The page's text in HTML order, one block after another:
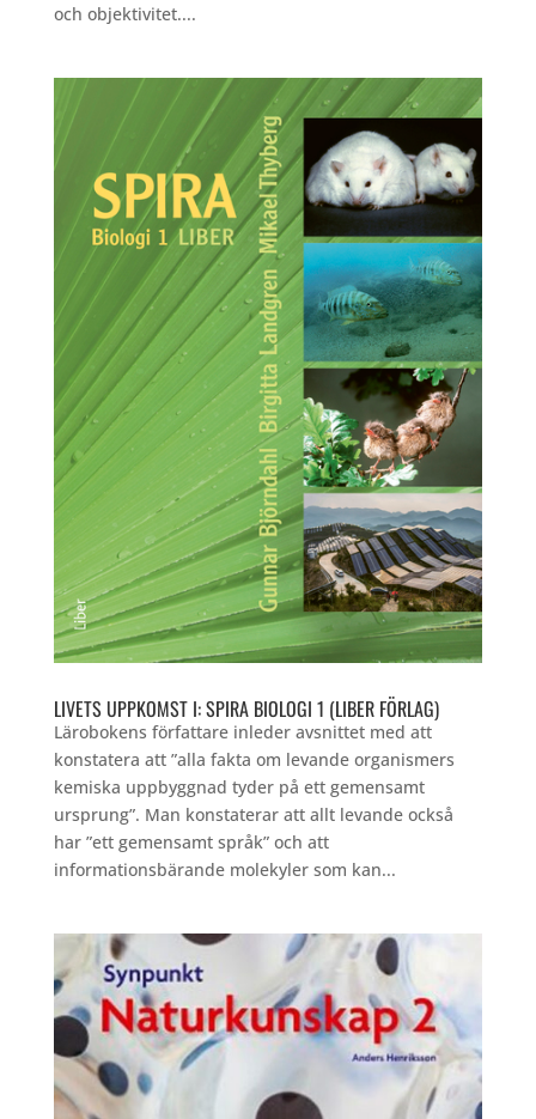
och objektivitet....
LIVETS UPPKOMST I: SPIRA BIOLOGI 1 (LIBER FÖRLAG)
Lärobokens författare inleder avsnittet med att
konstatera att ”alla fakta om levande organismers
kemiska uppbyggnad tyder på ett gemensamt
ursprung”. Man konstaterar att allt levande också
har ”ett gemensamt språk” och att
informationsbärande molekyler som kan...